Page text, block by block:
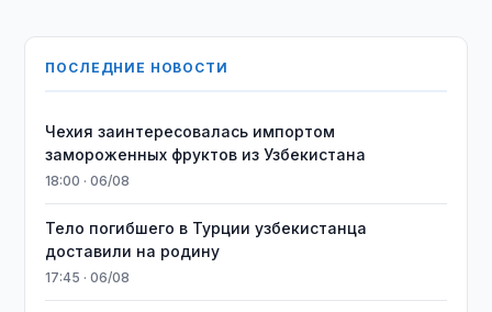
ПОСЛЕДНИЕ НОВОСТИ
Чехия заинтересовалась импортом
замороженных фруктов из Узбекистана
18:00 · 06/08
Тело погибшего в Турции узбекистанца
доставили на родину
17:45 · 06/08